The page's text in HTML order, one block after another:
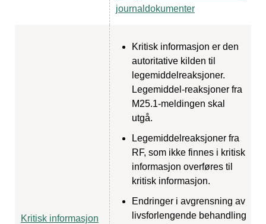
journaldokumenter
Kritisk informasjon
Kritisk informasjon er den
autoritative kilden til
legemiddelreaksjoner.
Legemiddel-reaksjoner fra
M25.1-meldingen skal
utgå.
Legemiddelreaksjoner fra
RF, som ikke finnes i kritisk
informasjon overføres til
kritisk informasjon.
Endringer i avgrensning av
livsforlengende behandling